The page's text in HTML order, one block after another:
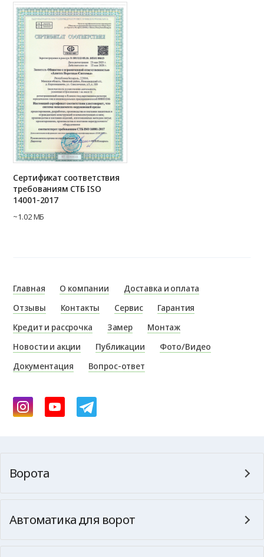
Сертификат соответствия
требованиям СТБ ISO
14001-2017
~1.02 МБ
Главная О компании
Доставка и оплата
Отзывы
Контакты Сервис
Гарантия
Кредит и рассрочка
Замер
Монтаж
Новости и акции
Публикации
Фото/Видео
Документация
Вопрос-ответ
Ворота
Автоматика для ворот